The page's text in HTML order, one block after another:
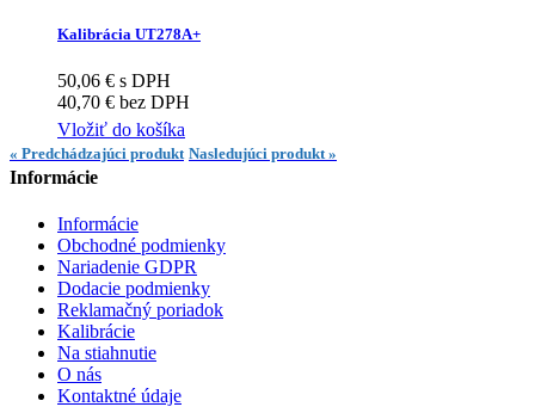
Kalibrácia UT278A+
50,06 € s DPH
40,70 € bez DPH
Vložiť do košíka
« Predchádzajúci produkt Nasledujúci produkt »
Informácie
Informácie
Obchodné podmienky
Nariadenie GDPR
Dodacie podmienky
Reklamačný poriadok
Kalibrácie
Na stiahnutie
O nás
Kontaktné údaje